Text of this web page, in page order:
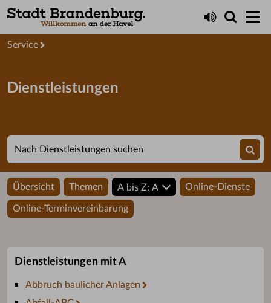
Startseite
Service
Dienstleistungen
Übersicht Themen A bis Z: A Online-Dienste
Online-Terminvereinbarung
Dienstleistungen mit A
Abbruch baulicher Anlagen